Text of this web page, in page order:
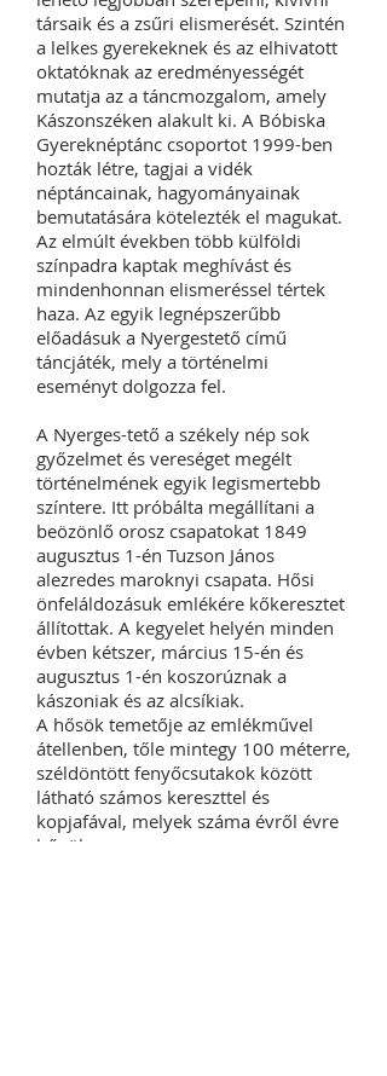
társaik és a zsűri elismerését. Szintén
a lelkes gyerekeknek és az elhivatott
oktatóknak az eredményességét
mutatja az a táncmozgalom, amely
Kászonszéken alakult ki. A Bóbiska
Gyereknéptánc csoportot 1999-ben
hozták létre, tagjai a vidék
néptáncainak, hagyományainak
bemutatására kötelezték el magukat.
Az elmúlt években több külföldi
színpadra kaptak meghívást és
mindenhonnan elismeréssel tértek
haza. Az egyik legnépszerűbb
előadásuk a Nyergestető című
táncjáték, mely a történelmi
eseményt dolgozza fel.
A Nyerges-tető a székely nép sok
győzelmet és vereséget megélt
történelmének egyik legismertebb
színtere. Itt próbálta megállítani a
beözönlő orosz csapatokat 1849
augusztus 1-én Tuzson János
alezredes maroknyi csapata. Hősi
önfeláldozásuk emlékére kőkeresztet
állítottak. A kegyelet helyén minden
évben kétszer, március 15-én és
augusztus 1-én koszorúznak a
kászoniak és az alcsíkiak.
A hősök temetője az emlékművel
átellenben, tőle mintegy 100 méterre,
széldöntött fenyőcsutakok között
látható számos kereszttel és
kopjafával, melyek száma évről évre
bővül.